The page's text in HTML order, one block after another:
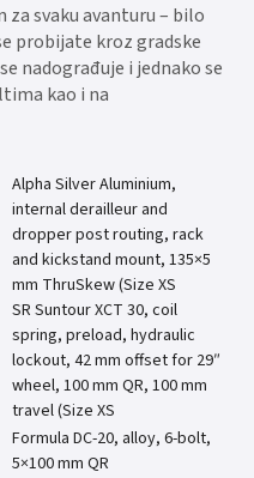
svaku avanturu – bilo
probijate kroz gradske
nadograđuje i jednako se
kao i na
Alpha Silver Aluminium,
internal derailleur and
dropper post routing, rack
and kickstand mount, 135×5
mm ThruSkew (Size XS
SR Suntour XCT 30, coil
spring, preload, hydraulic
lockout, 42 mm offset for 29″
wheel, 100 mm QR, 100 mm
travel (Size XS
Formula DC-20, alloy, 6-bolt,
5×100 mm QR